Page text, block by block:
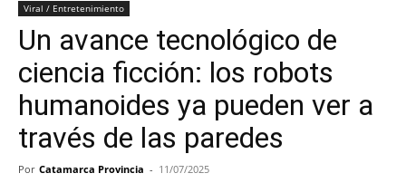
Viral / Entretenimiento
Un avance tecnológico de
ciencia ficción: los robots
humanoides ya pueden ver a
través de las paredes
Por Catamarca Provincia - 11/07/2025